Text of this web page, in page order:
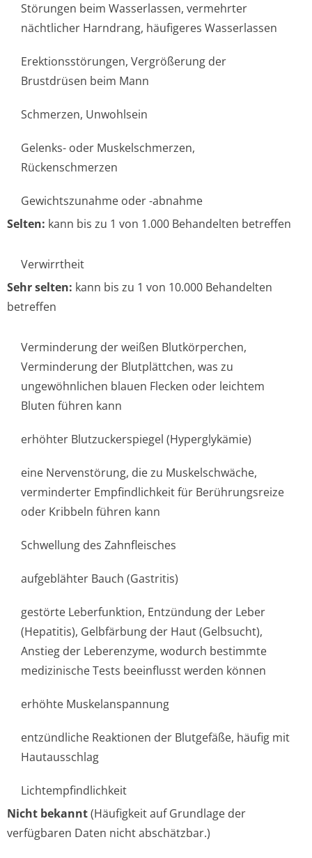
Störungen beim Wasserlassen, vermehrter
nächtlicher Harndrang, häufigeres Wasserlassen
Erektionsstörungen, Vergrößerung der
Brustdrüsen beim Mann
Schmerzen, Unwohlsein
Gelenks- oder Muskelschmerzen,
Rückenschmerzen
Gewichtszunahme oder -abnahme
Selten: kann bis zu 1 von 1.000 Behandelten betreffen
Verwirrtheit
Sehr selten: kann bis zu 1 von 10.000 Behandelten
betreffen
Verminderung der weißen Blutkörperchen,
Verminderung der Blutplättchen, was zu
ungewöhnlichen blauen Flecken oder leichtem
Bluten führen kann
erhöhter Blutzuckerspiegel (Hyperglykämie)
eine Nervenstörung, die zu Muskelschwäche,
verminderter Empfindlichkeit für Berührungsreize
oder Kribbeln führen kann
Schwellung des Zahnfleisches
aufgeblähter Bauch (Gastritis)
gestörte Leberfunktion, Entzündung der Leber
(Hepatitis), Gelbfärbung der Haut (Gelbsucht),
Anstieg der Leberenzyme, wodurch bestimmte
medizinische Tests beeinflusst werden können
erhöhte Muskelanspannung
entzündliche Reaktionen der Blutgefäße, häufig mit
Hautausschlag
Lichtempfindlichke­it
Nicht bekannt(Häufigkeit auf Grundlage der
verfügbaren Daten nicht abschätzbar.)